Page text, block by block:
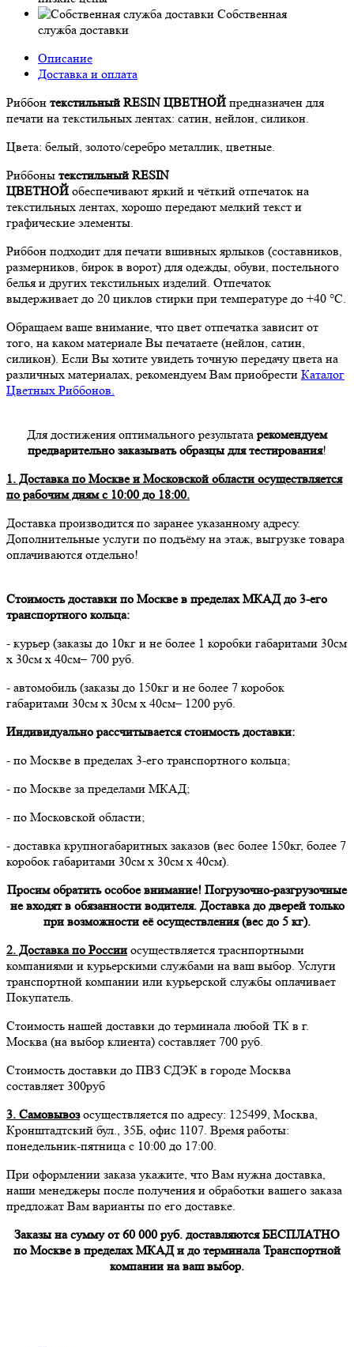
Собственная
служба доставки
Описание
Доставка и оплата
Риббон текстильный RESIN ЦВЕТНОЙ предназначен для
печати на текстильных лентах: сатин, нейлон, силикон.
Цвета: белый, золото/серебро металлик, цветные.
Риббоны текстильный RESIN
ЦВЕТНОЙ обеспечивают яркий и чёткий отпечаток на
текстильных лентах, хорошо передают мелкий текст и
графические элементы.
Риббон подходит для печати вшивных ярлыков (составников,
размерников, бирок в ворот) для одежды, обуви, постельного
белья и других текстильных изделий. Отпечаток
выдерживает до 20 циклов стирки при температуре до +40 °C.
Обращаем ваше внимание, что цвет отпечатка зависит от
того, на каком материале Вы печатаете (нейлон, сатин,
силикон). Если Вы хотите увидеть точную передачу цвета на
различных материалах, рекомендуем Вам приобрести Каталог
Цветных Риббонов.
Для достижения оптимального результата рекомендуем
предварительно заказывать образцы для тестирования!
1. Доставка по Москве и Московской области осуществляется
по рабочим дням с 10:00 до 18:00.
Доставка производится по заранее указанному адресу.
Дополнительные услуги по подъёму на этаж, выгрузке товара
оплачиваются отдельно!
Стоимость доставки по Москве в пределах МКАД до 3-его
транспортного кольца:
- курьер (заказы до 10кг и не более 1 коробки габаритами 30см
х 30см х 40см– 700 руб.
- автомобиль (заказы до 150кг и не более 7 коробок
габаритами 30см х 30см х 40см– 1200 руб.
Индивидуально рассчитывается стоимость доставки:
- по Москве в пределах 3-его транспортного кольца;
- по Москве за пределами МКАД;
- по Московской области;
- доставка крупногабаритных заказов (вес более 150кг, более 7
коробок габаритами 30см х 30см х 40см).
Просим обратить особое внимание! Погрузочно-разгрузочные
не входят в обязанности водителя. Доставка до дверей только
при возможности её осуществления (вес до 5 кг).
2. Доставка по России осуществляется траснпортными
компаниями и курьерскими службами на ваш выбор. Услуги
транспортной компании или курьерской службы оплачивает
Покупатель.
Стоимость нашей доставки до терминала любой ТК в г.
Москва (на выбор клиента) составляет 700 руб.
Стоимость доставки до ПВЗ СДЭК в городе Москва
составляет 300руб
3. Самовывозосуществляется по адресу: 125499, Москва,
Кронштадтский бул., 35Б, офис 1107. Время работы:
понедельник-пятница с 10:00 до 17:00.
При оформлении заказа укажите, что Вам нужна доставка,
наши менеджеры после получения и обработки вашего заказа
предложат Вам варианты по его доставке.
Заказы на сумму от 60 000 руб. доставляются БЕСПЛАТНО
по Москве в пределах МКАД и до терминала Транспортной
компании на ваш выбор.